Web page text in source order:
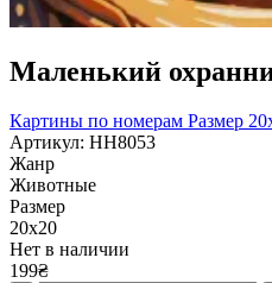
Маленький
Картины по номерам Размер
Артикул: HH8053
Жанр
Животные
Размер
20х20
Нет в наличии
199₴